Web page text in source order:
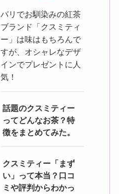
パリでお馴染みの紅茶
ブランド「クスミティ
ー」は味はもちろんで
すが、オシャレなデザ
インでプレゼントに人
気！
話題のクスミティー
ってどんなお茶？特
徴をまとめてみた。
クスミティー「まず
い」って本当？口コ
ミや評判からわかっ